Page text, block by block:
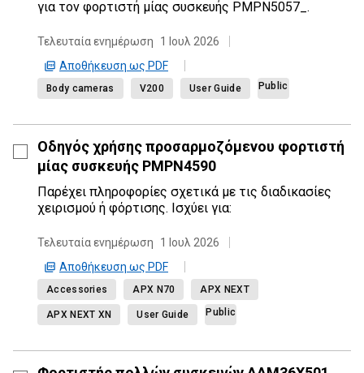
για τον φορτιστή μίας συσκευής PMPN5057_.
Τελευταία ενημέρωση
1 Ιουλ 2026
Αποθήκευση ως PDF
Body cameras V200 User Guide Public
Οδηγός χρήσης προσαρμοζόμενου φορτιστή
μίας συσκευής PMPN4590
Παρέχει πληροφορίες σχετικά με τις διαδικασίες
χειρισμού ή φόρτισης. Ισχύει για:
Τελευταία ενημέρωση
1 Ιουλ 2026
Αποθήκευση ως PDF
Accessories APX N70 APX NEXT
APX NEXT XN User Guide Public